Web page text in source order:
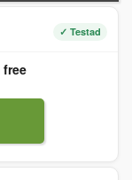
✓ Testad
free